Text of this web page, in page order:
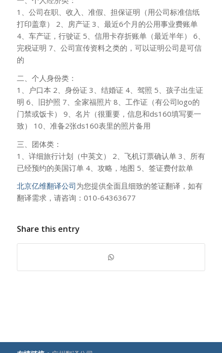
1、公司在职、收入、准假、担保证明（用公司标准信纸
打印盖章） 2、房产证 3、最近6个月的公用事业费账单
4、车产证，行驶证 5、信用卡存折账单（最近半年） 6、
完税证明 7、公司宣传资料之类的，可以证明公司是可信
的
二、个人身份类：
1、户口本 2、身份证 3、结婚证 4、驾照 5、孩子出生证
明 6、旧护照 7、全家福照片 8、工作证（有公司logo的
门禁或饭卡） 9、名片（很重要，信息和ds160填写要一
致） 10、准备2张ds160表里的照片备用
三、团体类：
1、详细旅行计划（中英文） 2、飞机订票确认单 3、所有
已经预约的美国订单 4、攻略，地图 5、签证费付款单
北京亿维翻译公司为您提供全面且细致的签证翻译，如有
翻译需求，请咨询：010-64363677
Share this entry